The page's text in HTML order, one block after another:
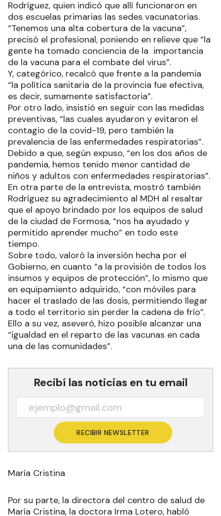
Rodríguez, quien indicó que allí funcionaron en
dos escuelas primarias las sedes vacunatorias.
“Tenemos una alta cobertura de la vacuna”,
precisó el profesional, poniendo en relieve que “la
gente ha tomado conciencia de la importancia
de la vacuna para el combate del virus”.
Y, categórico, recalcó que frente a la pandemia
“la política sanitaria de la provincia fue efectiva,
es decir, sumamente satisfactoria”.
Por otro lado, insistió en seguir con las medidas
preventivas, “las cuales ayudaron y evitaron el
contagio de la covid-19, pero también la
prevalencia de las enfermedades respiratorias”.
Debido a que, según expuso, “en los dos años de
pandemia, hemos tenido menor cantidad de
niños y adultos con enfermedades respiratorias”.
En otra parte de la entrevista, mostró también
Rodríguez su agradecimiento al MDH al resaltar
que el apoyo brindado por los equipos de salud
de la ciudad de Formosa, “nos ha ayudado y
permitido aprender mucho” en todo este
tiempo.
Sobre todo, valoró la inversión hecha por el
Gobierno, en cuanto “a la provisión de todos los
insumos y equipos de protección”, lo mismo que
en equipamiento adquirido, “con móviles para
hacer el traslado de las dosis, permitiendo llegar
a todo el territorio sin perder la cadena de frío”.
Ello a su vez, aseveró, hizo posible alcanzar una
“igualdad en el reparto de las vacunas en cada
una de las comunidades”.
Recibí las noticias en tu email
RECIBIR NEWSLETTER
María Cristina
Por su parte, la directora del centro de salud de
María Cristina, la doctora Irma Lotero, habló